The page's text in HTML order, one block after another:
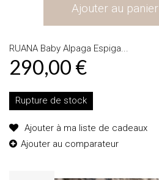
Ajouter au panier
RUANA Baby Alpaga Espiga...
290,00 €
Rupture de stock
Ajouter à ma liste de cadeaux
Ajouter au comparateur